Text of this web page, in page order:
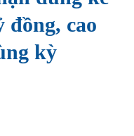
đồng, cao
kỳ